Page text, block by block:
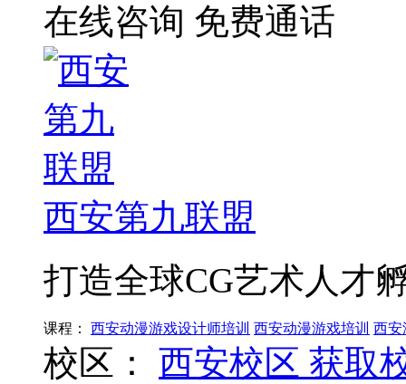
在线咨询 免费通话
西安第九联盟
打造全球CG艺术人才
课程： 西安动漫游戏设计师培训 西安动漫游戏培训 西安
校区： 西安校区 获取